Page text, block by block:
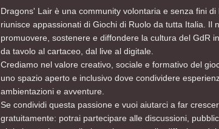
Dragons' Lair è una community volontaria e senza fini di
riunisce appassionati di Giochi di Ruolo da tutta Italia. Il
promuovere, sostenere e diffondere la cultura del GdR
da tavolo al cartaceo, dal live al digitale.
Crediamo nel valore creativo, sociale e formativo del
uno spazio aperto e inclusivo dove condividere
ambientazioni e avventure.
Se condividi questa passione e vuoi aiutarci a far
gratuitamente: potrai partecipare alle discussioni,